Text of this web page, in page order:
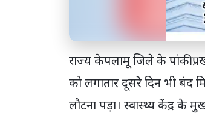
राज्य केपलामू जिले के पांकी
को लगातार दूसरे दिन भी बंद
लौटना पड़ा। स्वास्थ्य केंद्र के